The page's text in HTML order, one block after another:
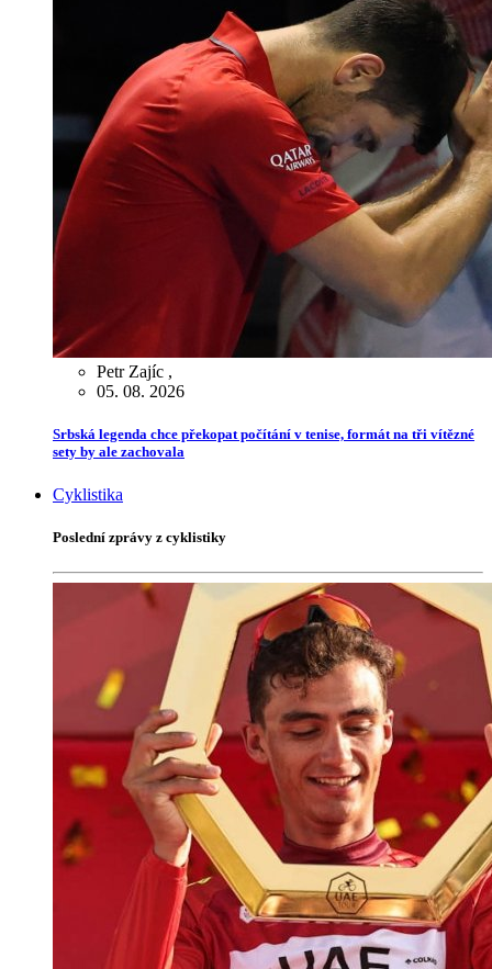
Petr Zajíc ,
05. 08. 2026
Srbská legenda chce překopat počítání v tenise, formát na tři vítězné
sety by ale zachovala
Cyklistika
Poslední zprávy z cyklistiky